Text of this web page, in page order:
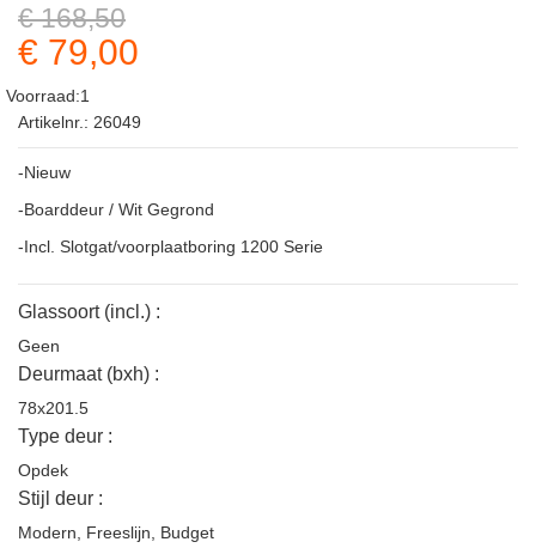
€ 168,50
€ 79,00
Voorraad:1
Artikelnr.: 26049
-Nieuw
-Boarddeur / Wit Gegrond
-Incl. Slotgat/voorplaatboring 1200 Serie
Glassoort (incl.) :
Geen
Deurmaat (bxh) :
78x201.5
Type deur :
Opdek
Stijl deur :
Modern Freeslijn Budget